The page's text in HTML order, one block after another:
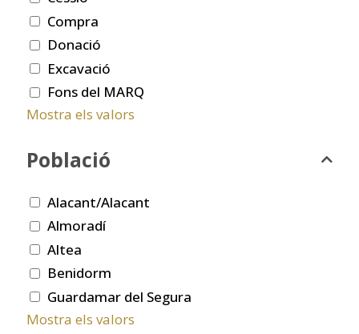
Compra
Donació
Excavació
Fons del MARQ
Mostra els valors
Població
Alacant/Alacant
Almoradí
Altea
Benidorm
Guardamar del Segura
Mostra els valors